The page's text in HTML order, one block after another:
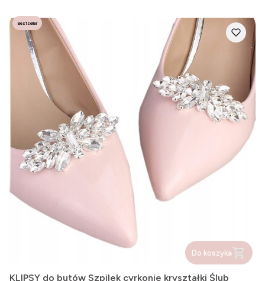
Bestseller
Do koszyka
KLIPSY do butów Szpilek cyrkonie kryształki Ślub